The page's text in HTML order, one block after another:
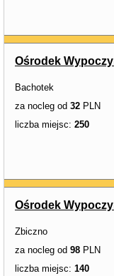
Ośrodek
Bachotek
za nocleg od 32 PLN
liczba miejsc: 250
Ośrodek
Zbiczno
za nocleg od 98 PLN
liczba miejsc: 140